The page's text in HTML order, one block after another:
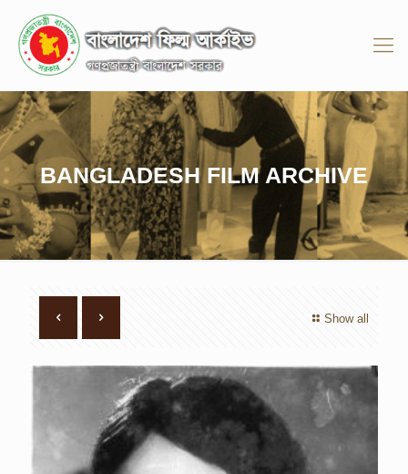
BANGLADESH FILM ARCHIVE
Show all